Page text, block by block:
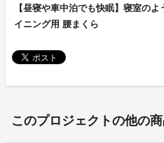
【昼寝や車中泊でも快眠】寝室の
イニング用 腰まくら
このプロジェクトの他の